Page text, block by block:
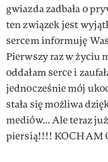
gwiazda zadbała o
ten związek jest
sercem informuję
Pierwszy raz w życiu
oddałam serce i
jednocześnie mój
stała się możliwa
mediów... Ale teraz
piersią!!!! KOCHAM